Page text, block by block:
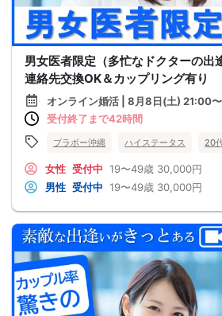
男女医者限定（多忙なドクターの
連絡先交換OK＆カップリング有り
オンライン婚活 | 8月8日(土) 21:00〜
受付終了まで42時間
ブラボー沖縄 ハイステータス 20
女性 受付中 19〜49歳 30,000円
男性 受付中 19〜49歳 30,000円